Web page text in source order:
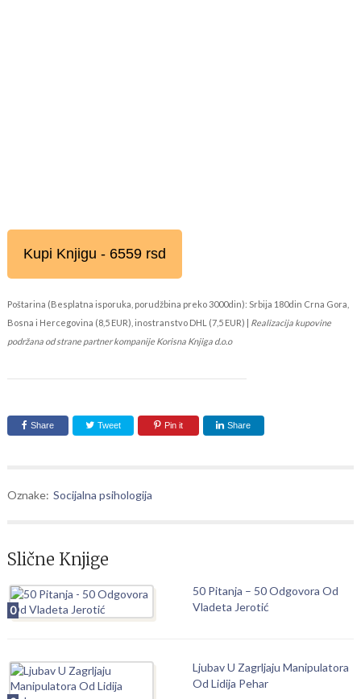
Kupi Knjigu - 6559 rsd
Poštarina (Besplatna isporuka, porudžbina preko 3000din): Srbija 180din Crna Gora,
Bosna i Hercegovina (8,5 EUR), inostranstvo DHL (7,5 EUR) | Realizacija kupovine
podržana od strane partner kompanije Korisna Knjiga d.o.o
Share Tweet Pin it Share
Oznake: Socijalna psihologija
Slične Knjige
0
50 Pitanja – 50 Odgovora Od
Vladeta Jerotić
Ljubav U Zagrljaju Manipulatora
Od Lidija Pehar